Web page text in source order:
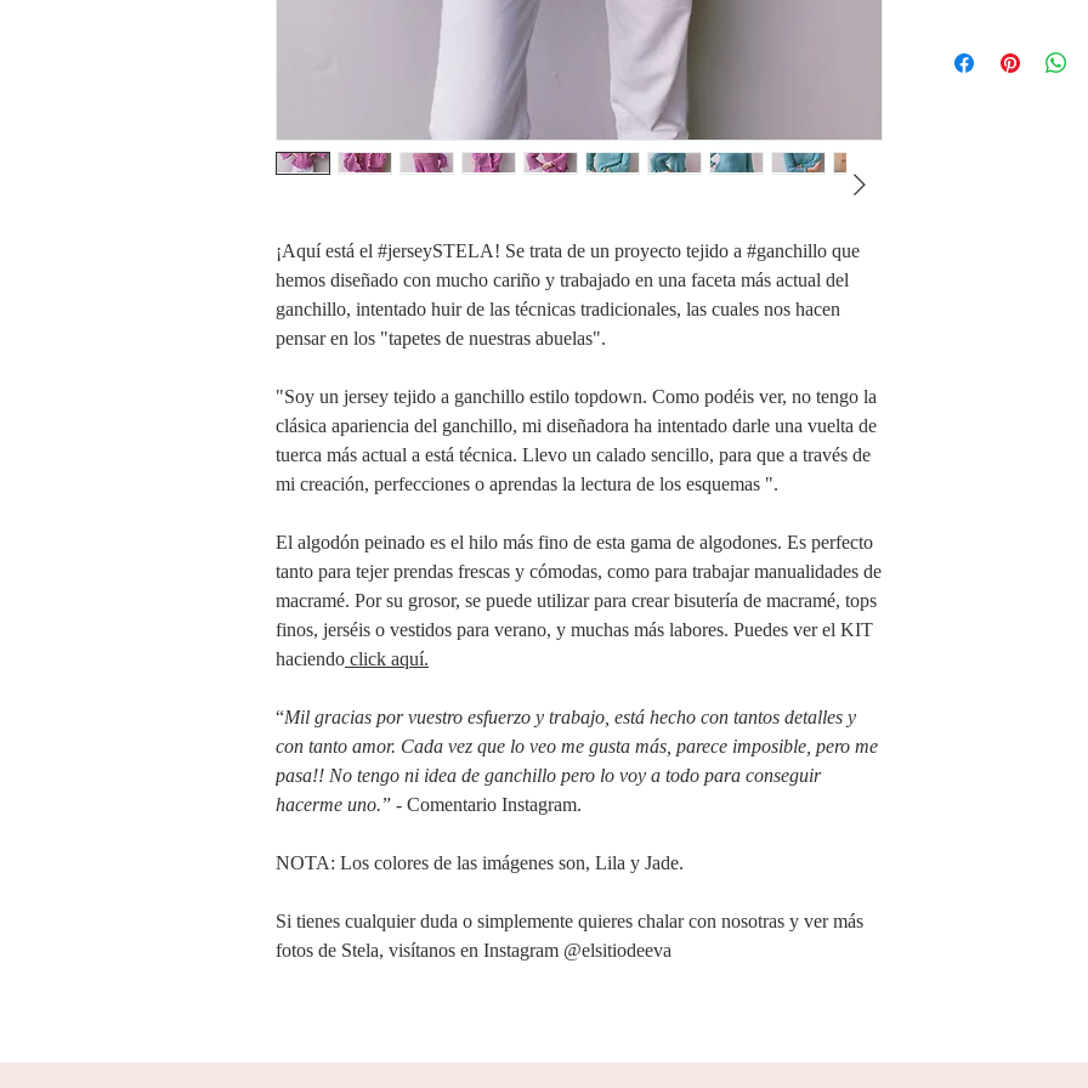
¡Aquí está el #jerseySTELA! Se trata de un proyecto tejido a #ganchillo que
hemos diseñado con mucho cariño y trabajado en una faceta más actual del
ganchillo, intentado huir de las técnicas tradicionales, las cuales nos hacen
pensar en los "tapetes de nuestras abuelas".
"Soy un jersey tejido a ganchillo estilo topdown. Como podéis ver, no tengo la
clásica apariencia del ganchillo, mi diseñadora ha intentado darle una vuelta de
tuerca más actual a está técnica. Llevo un calado sencillo, para que a través de
mi creación, perfecciones o aprendas la lectura de los esquemas ".
El algodón peinado es el hilo más fino de esta gama de algodones. Es perfecto
tanto para tejer prendas frescas y cómodas, como para trabajar manualidades de
macramé. Por su grosor, se puede utilizar para crear bisutería de macramé, tops
finos, jerséis o vestidos para verano, y muchas más labores. Puedes ver el KIT
haciendo click aquí.
“Mil gracias por vuestro esfuerzo y trabajo, está hecho con tantos detalles y
con tanto amor. Cada vez que lo veo me gusta más, parece imposible, pero me
pasa!! No tengo ni idea de ganchillo pero lo voy a todo para conseguir
hacerme uno.” - Comentario Instagram.
NOTA: Los colores de las imágenes son, Lila y Jade.
Si tienes cualquier duda o simplemente quieres chalar con nosotras y ver más
fotos de Stela, visítanos en Instagram @elsitiodeeva